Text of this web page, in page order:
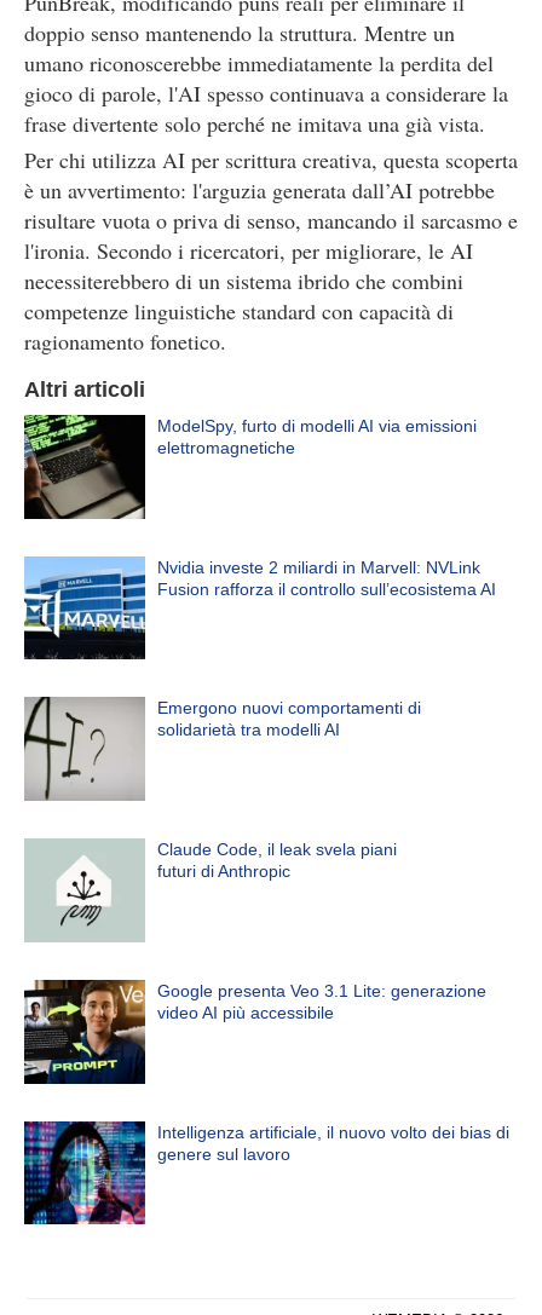
doppio senso mantenendo la struttura. Mentre un
umano riconoscerebbe immediatamente la perdita del
gioco di parole, l'AI spesso continuava a considerare la
frase divertente solo perché ne imitava una già vista.
Per chi utilizza AI per scrittura creativa, questa scoperta
è un avvertimento: l'arguzia generata dall’AI potrebbe
risultare vuota o priva di senso, mancando il sarcasmo e
l'ironia. Secondo i ricercatori, per migliorare, le AI
necessiterebbero di un sistema ibrido che combini
competenze linguistiche standard con capacità di
ragionamento fonetico.
Altri articoli
ModelSpy, furto di modelli AI via emissioni
elettromagnetiche
Nvidia investe 2 miliardi in Marvell: NVLink
Fusion rafforza il controllo sull’ecosistema AI
Emergono nuovi comportamenti di
solidarietà tra modelli AI
Claude Code, il leak svela piani
futuri di Anthropic
Google presenta Veo 3.1 Lite: generazione
video AI più accessibile
Intelligenza artificiale, il nuovo volto dei bias di
genere sul lavoro